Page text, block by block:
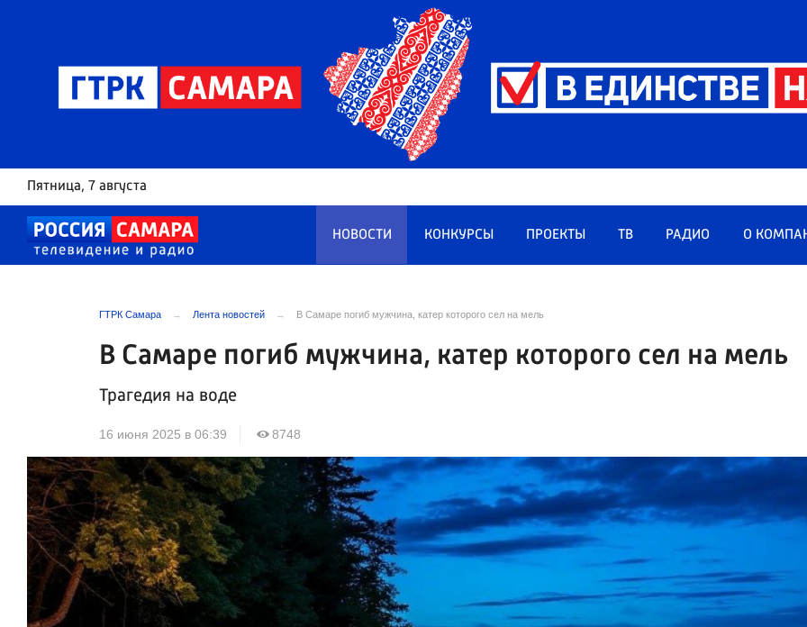
Пятница, 7 августа
НОВОСТИ КОНКУРСЫ ПРОЕКТЫ ТВ РАДИО О
ГТРК Самара Лента новостей В Самаре погиб мужчина, катер которого сел на мель
В Самаре погиб мужчина, катер которого сел на мель
Трагедия на воде
16 июня 2025 в 06:39 8748